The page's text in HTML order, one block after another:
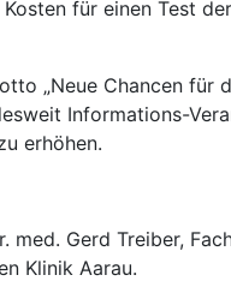
für einen Test
„Neue Chancen für
Informations-
erhöhen.
Gerd Treiber,
Klinik Aarau.